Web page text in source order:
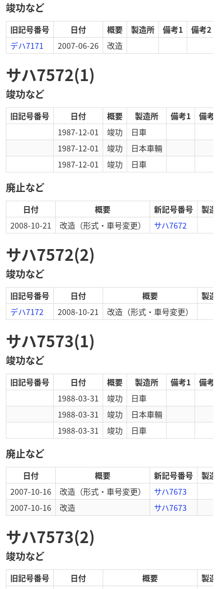
竣功など
旧記号番号 日付 概要 製造所 備考1
備考2
デハ7171
2007-06-26 改造
サハ7572(1)
竣功など
旧記号番号 日付 概要 製造所 備考1
備考2
1987-12-01
竣功
日車
1987-12-01
竣功
日本車輛
1987-12-01
竣功 日車
廃止など
日付 概要 新記号番号
製
2008-10-21
改造 （形式・車号変更） サハ7672
サハ7572(2)
竣功など
旧記号番号 日付 概要
製
デハ7172
2008-10-21 改造 （形式・車号変更）
サハ7573(1)
竣功など
旧記号番号 日付 概要 製造所 備考1
備考2
1988-03-31
竣功
日車
1988-03-31
竣功
日本車輛
1988-03-31
竣功 日車
廃止など
日付 概要 新記号番号
製
2007-10-16
改造 （形式・車号変更）
サハ7673
2007-10-16
改造 サハ7673
サハ7573(2)
竣功など
旧記号番号 日付 概要
製